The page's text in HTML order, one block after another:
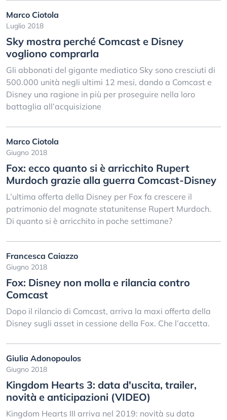
Marco Ciotola
Luglio 2018
Sky mostra perché Comcast e Disney
vogliono comprarla
Gli abbonati del gigante mediatico Sky sono cresciuti di
500.000 unità negli ultimi 12 mesi, dando a Comcast e
Disney una ragione in più per proseguire nella loro
battaglia all’acquisizione
Marco Ciotola
Giugno 2018
Fox: ecco quanto si è arricchito Rupert
Murdoch grazie alla guerra Comcast-Disney
L’ultima offerta della Disney per Fox fa crescere il
patrimonio del magnate statunitense Rupert Murdoch.
Di quanto si è arricchito in poche settimane?
Francesca Caiazzo
Giugno 2018
Fox: Disney non molla e rilancia contro
Comcast
Dopo il rilancio di Comcast, arriva la maxi offerta della
Disney sugli asset in cessione della Fox. Che l’accetta.
Giulia Adonopoulos
Giugno 2018
Kingdom Hearts 3: data d'uscita, trailer,
novità e anticipazioni (VIDEO)
Kingdom Hearts III arriva nel 2019: novità su data